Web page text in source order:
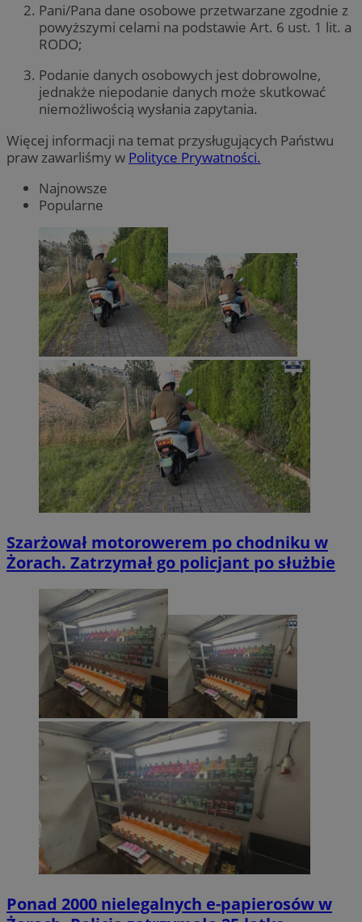
Pani/Pana dane osobowe przetwarzane zgodnie z
powyższymi celami na podstawie Art. 6 ust. 1 lit. a
RODO;
Podanie danych osobowych jest dobrowolne,
jednakże niepodanie danych może skutkować
niemożliwością wysłania zapytania.
Więcej informacji na temat przysługujących Państwu
praw zawarliśmy w Polityce Prywatności.
Najnowsze
Popularne
Szarżował motorowerem po chodniku w
Żorach. Zatrzymał go policjant po służbie
Ponad 2000 nielegalnych e-papierosów w